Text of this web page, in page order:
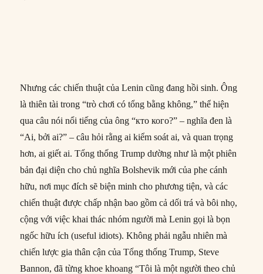
Nhưng các chiến thuật của Lenin cũng đang hồi sinh. Ông
là thiên tài trong “trò chơi có tổng bằng không,” thể hiện
qua câu nói nổi tiếng của ông “кто кого?” – nghĩa đen là
“Ai, bởi ai?” – câu hỏi rằng ai kiểm soát ai, và quan trọng
hơn, ai giết ai. Tổng thống Trump dường như là một phiên
bản đại diện cho chủ nghĩa Bolshevik mới của phe cánh
hữu, nơi mục đích sẽ biện minh cho phương tiện, và các
chiến thuật được chấp nhận bao gồm cả dối trá và bôi nhọ,
cộng với việc khai thác nhóm người mà Lenin gọi là bọn
ngốc hữu ích (useful idiots). Không phải ngẫu nhiên mà
chiến lược gia thân cận của Tổng thống Trump, Steve
Bannon, đã từng khoe khoang “Tôi là một người theo chủ